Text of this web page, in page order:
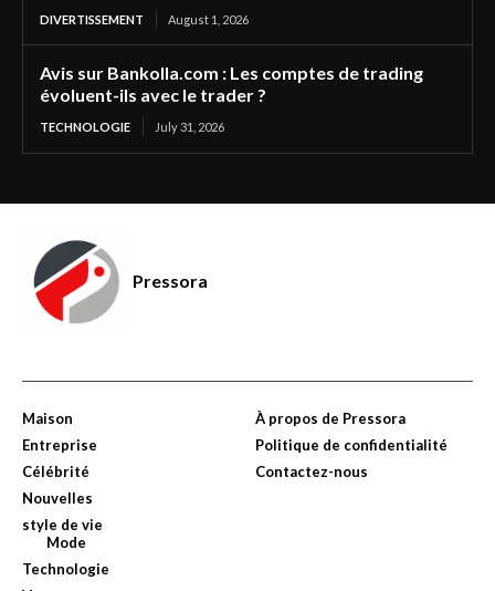
DIVERTISSEMENT August 1, 2026
Avis sur Bankolla.com : Les comptes de trading
évoluent-ils avec le trader ?
TECHNOLOGIE July 31, 2026
Pressora
Maison
Entreprise
Célébrité
Nouvelles
style de vie
Mode
Technologie
À propos de Pressora
Politique de confidentialité
Contactez-nous